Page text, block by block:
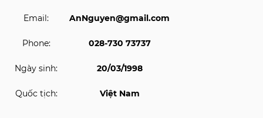
Email: AnNguyen@gmail.com
Phone: 028-730 73737
Ngày sinh: 20/03/1998
Quốc tịch: Việt Nam